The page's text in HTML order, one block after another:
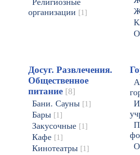
Религиозные
организации [1]
Досуг. Развлечения.
Общественное
питание [8]
Бани. Сауны [1]
Бары [1]
Закусочные [1]
Кафе [1]
Кинотеатры [1]